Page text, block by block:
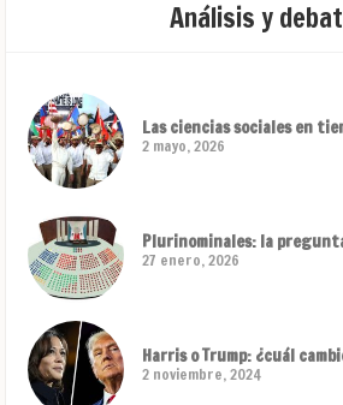
Análisis y
Las ciencias sociales en
2 mayo, 2026
Plurinominales: la
27 enero, 2026
Harris o Trump: ¿cuál
2 noviembre, 2024